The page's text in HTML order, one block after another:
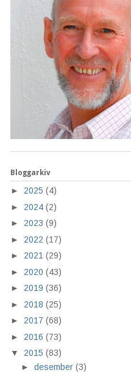
Bloggarkiv
► 2025 (4)
► 2024 (2)
► 2023 (9)
► 2022 (17)
► 2021 (29)
► 2020 (43)
► 2019 (36)
► 2018 (25)
► 2017 (68)
► 2016 (73)
▼ 2015 (83)
► desember (3)